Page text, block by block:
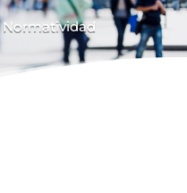
Normatividad